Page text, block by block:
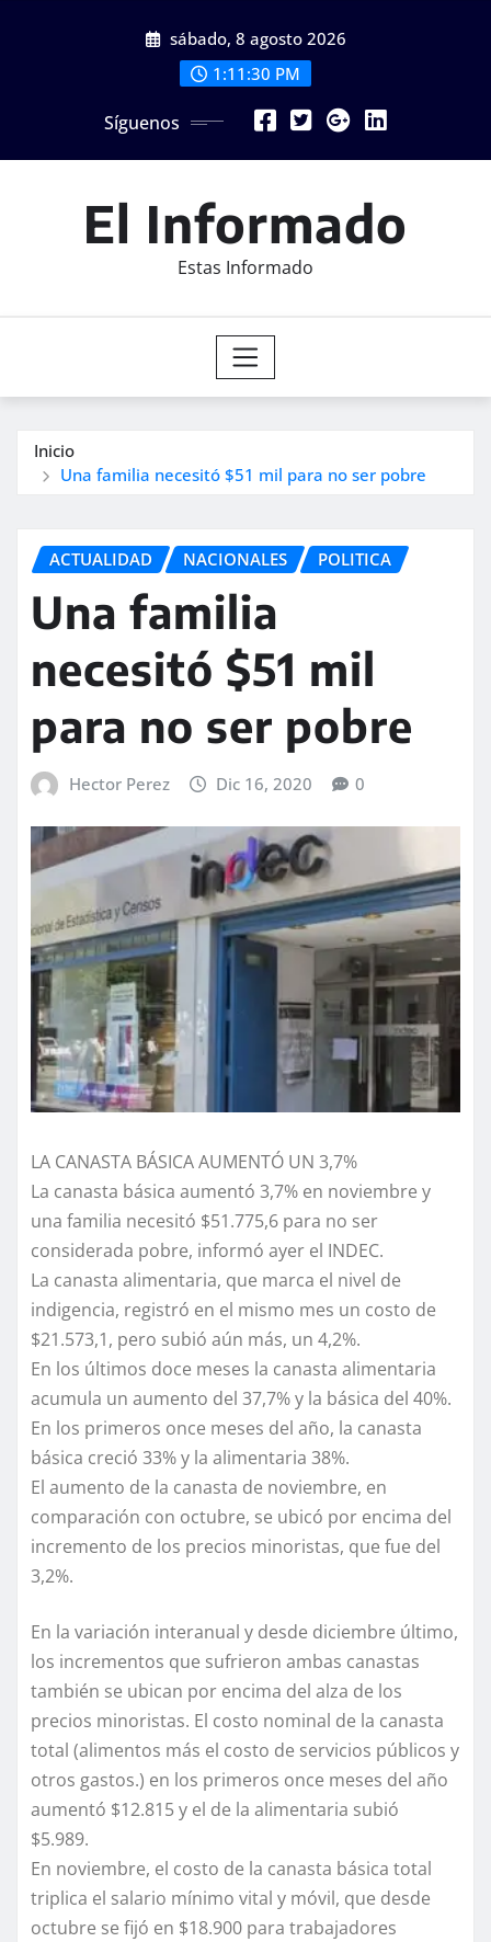
sábado, 8 agosto 2026
1:11:32 PM
Síguenos
El Informado
Estas Informado
Inicio
Una familia necesitó $51 mil para no ser pobre
ACTUALIDAD NACIONALES POLITICA
Una familia
necesitó $51 mil
para no ser pobre
Hector Perez Dic 16, 2020 0
LA CANASTA BÁSICA AUMENTÓ UN 3,7%
La canasta básica aumentó 3,7% en noviembre y
una familia necesitó $51.775,6 para no ser
considerada pobre, informó ayer el INDEC.
La canasta alimentaria, que marca el nivel de
indigencia, registró en el mismo mes un costo de
$21.573,1, pero subió aún más, un 4,2%.
En los últimos doce meses la canasta alimentaria
acumula un aumento del 37,7% y la básica del 40%.
En los primeros once meses del año, la canasta
básica creció 33% y la alimentaria 38%.
El aumento de la canasta de noviembre, en
comparación con octubre, se ubicó por encima del
incremento de los precios minoristas, que fue del
3,2%.
En la variación interanual y desde diciembre último,
los incrementos que sufrieron ambas canastas
también se ubican por encima del alza de los
precios minoristas. El costo nominal de la canasta
total (alimentos más el costo de servicios públicos y
otros gastos.) en los primeros once meses del año
aumentó $12.815 y el de la alimentaria subió
$5.989.
En noviembre, el costo de la canasta básica total
triplica el salario mínimo vital y móvil, que desde
octubre se fijó en $18.900 para trabajadores